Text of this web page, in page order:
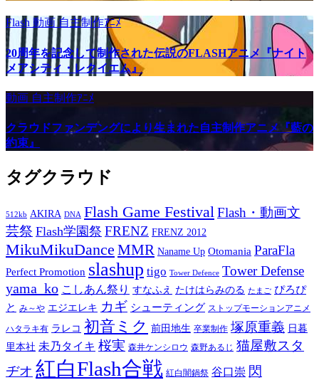
Flash 動画自主制作ｱﾆﾒ
20周年を記念して制作された伝説のFLASHアニメ『ナイト
メアシティ・レクイエム』
動画 自主制作ｱﾆﾒ
クラウドファンデングにより生まれた自主制作アニメ『藍の
約束』
タグクラウド
512kb AKIRA DNA Flash Game FestivalFlash・動画文
芸祭 Flash学園祭 FRENZ FRENZ 2012
MikuMikuDance MMR Naname Up Otomania ParaFla
Perfect Promotion slashup tigo Tower Defence Tower Defense
yama_ko こしあん祭り すなふえ たけはらみのる たまご ぴろぴ
と み～や エジエレキ カギ シューティング ストップモーションアニメ
ハタラキ有 ラレコ 初音ミク 前田地生 卒業制作 塚原重義 日暮
里本社 未乃タイキ 桜実 森井ケンシロウ 森野あるじ 猫屋敷スタ
ヂオ 紅白Flash合戦 紅白闇鍋祭 谷口崇 閃